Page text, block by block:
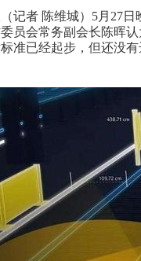
者 陈维城）5月27日
员会常务副会长陈晖
准已经起步，但还没有